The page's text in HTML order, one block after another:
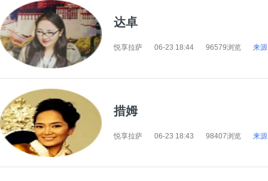
达卓
悦享拉萨 06-23 18:44 96579浏览 来
措姆
悦享拉萨 06-23 18:43 98407浏览 来